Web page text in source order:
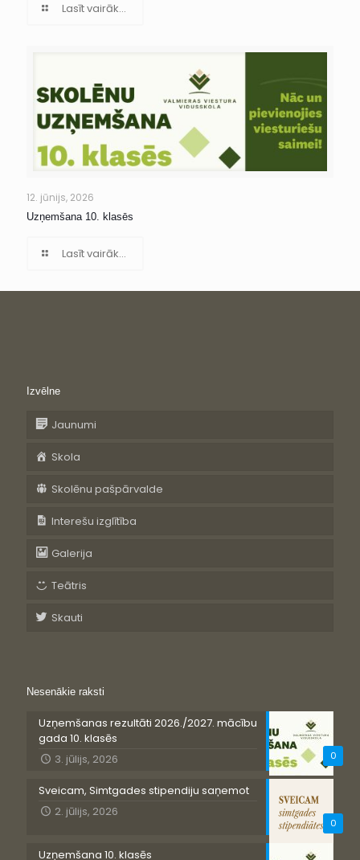
Lasīt vairāk...
12. jūnijs, 2026
Uzņemšana 10. klasēs
Lasīt vairāk...
Izvēlne
Jaunumi
Skola
Skolēnu pašpārvalde
Interešu izglītība
Galerija
Teātris
Skauti
Nesenākie raksti
0
Uzņemšanas rezultāti 2026./2027. mācību
gada 10. klasēs
3. jūlijs, 2026
0
Sveicam, Simtgades stipendiju saņemot
2. jūlijs, 2026
Uzņemšana 10. klasēs